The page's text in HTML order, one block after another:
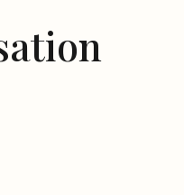
et
besoins